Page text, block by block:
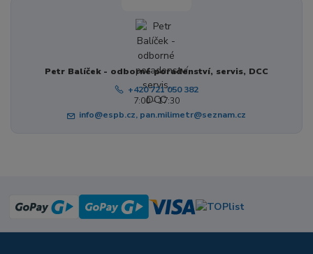
Petr Balíček - odborné poradenství, servis, DCC
+420 721 050 382
7:00 - 17:30
info@espb.cz, pan.milimetr@seznam.cz